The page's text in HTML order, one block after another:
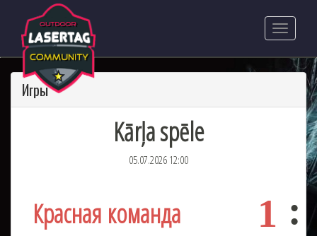
Игры
Kārļa spēle
05.07.2026 12:00
1
Красная команда